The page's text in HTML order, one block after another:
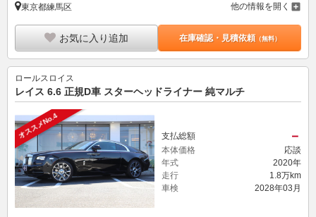
東京都練馬区 他の情報を開く
お気に入り追加 在庫確認・見積依頼（無料）
ロールスロイス
レイス 6.6 正規D車 スターヘッドライナー 純マルチ
オススメNo.4 支払総額 －
本体価格
応談
年式
2020年
走行
1.8万km
車検
2028年03月